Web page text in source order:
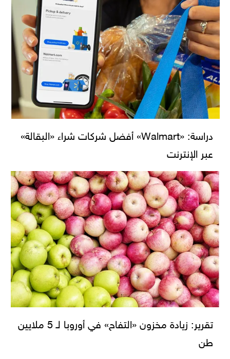
دراسة: «Walmart» أفضل شركات شراء «البقالة»
عبر الإنترنت
تقرير: زيادة مخزون «التفاح» في أوروبا لـ 5 ملايين
طن